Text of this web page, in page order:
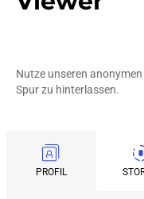
Nutze unseren
Spur zu hinterlassen.
PROFIL